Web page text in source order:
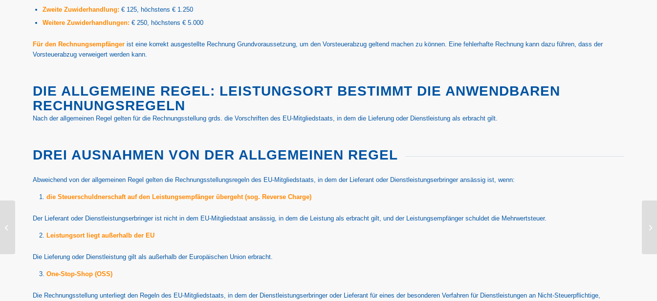
Zweite Zuwiderhandlung: € 125, höchstens € 1.250
Weitere Zuwiderhandlungen: € 250, höchstens € 5.000
Für den Rechnungsempfänger ist eine korrekt ausgestellte Rechnung Grundvoraussetzung, um den Vorsteuerabzug geltend machen zu können. Eine fehlerhafte Rechnung kann dazu führen, dass der
Vorsteuerabzug verweigert werden kann.
DIE ALLGEMEINE REGEL: LEISTUNGSORT BESTIMMT DIE ANWENDBAREN
RECHNUNGSREGELN
Nach der allgemeinen Regel gelten für die Rechnungsstellung grds. die Vorschriften des EU-Mitgliedstaats, in dem die Lieferung oder Dienstleistung als erbracht gilt.
DREI AUSNAHMEN VON DER ALLGEMEINEN REGEL
Abweichend von der allgemeinen Regel gelten die Rechnungsstellungsregeln des EU-Mitgliedstaats, in dem der Lieferant oder Dienstleistungserbringer ansässig ist, wenn:
die Steuerschuldnerschaft auf den Leistungsempfänger übergeht (sog. Reverse Charge)
Der Lieferant oder Dienstleistungserbringer ist nicht in dem EU-Mitgliedstaat ansässig, in dem die Leistung als erbracht gilt, und der Leistungsempfänger schuldet die Mehrwertsteuer.
Leistungsort liegt außerhalb der EU
Die Lieferung oder Dienstleistung gilt als außerhalb der Europäischen Union erbracht.
One-Stop-Shop (OSS)
Die Rechnungsstellung unterliegt den Regeln des EU-Mitgliedstaats, in dem der Dienstleistungserbringer oder Lieferant für eines der besonderen Verfahren für Dienstleistungen an Nicht-Steuerpflichtige,
Ausschreibungen in
Belgien: Chancen für